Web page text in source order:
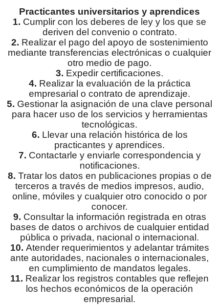
Practicantes universitarios y aprendices
1. Cumplir con los deberes de ley y los que se
deriven del convenio o contrato.
2. Realizar el pago del apoyo de sostenimiento
mediante transferencias electrónicas o cualquier
otro medio de pago.
3. Expedir certificaciones.
4. Realizar la evaluación de la práctica
empresarial o contrato de aprendizaje.
5. Gestionar la asignación de una clave personal
para hacer uso de los servicios y herramientas
tecnológicas.
6. Llevar una relación histórica de los
practicantes y aprendices.
7. Contactarle y enviarle correspondencia y
notificaciones.
8. Tratar los datos en publicaciones propias o de
terceros a través de medios impresos, audio,
online, móviles y cualquier otro conocido o por
conocer.
9. Consultar la información registrada en otras
bases de datos o archivos de cualquier entidad
pública o privada, nacional o internacional.
10. Atender requerimientos y adelantar trámites
ante autoridades, nacionales o internacionales,
en cumplimiento de mandatos legales.
11. Realizar los registros contables que reflejen
los hechos económicos de la operación
empresarial.